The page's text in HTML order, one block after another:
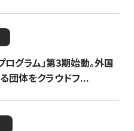
グラム」第3期始動。外国
団体をクラウドフ...